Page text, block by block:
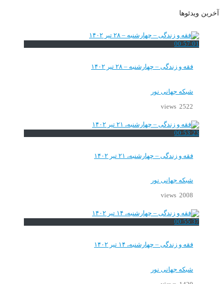
آخرین ویدئوها
00:57:01
فقه و زندگی – چهارشنبه – ۲۸ تیر ۱۴۰۲
شبکه جهانی نور
2522 views
00:53:23
فقه و زندگی – چهارشنبه، ۲۱ تیر ۱۴۰۲
شبکه جهانی نور
2008 views
00:55:37
فقه و زندگی – چهارشنبه، ۱۴ تیر ۱۴۰۲
شبکه جهانی نور